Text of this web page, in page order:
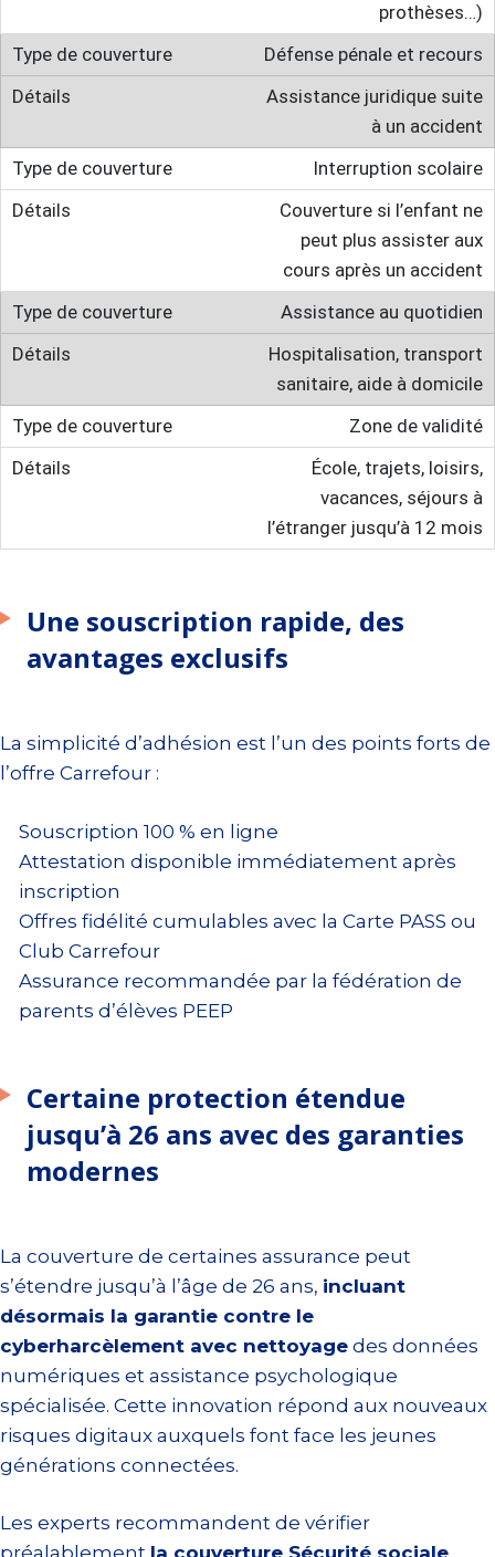
prothèses…)
Défense pénale et recours
Assistance juridique suite
à un accident
Interruption scolaire
Couverture si l’enfant ne
peut plus assister aux
cours après un accident
Assistance au quotidien
Hospitalisation, transport
sanitaire, aide à domicile
Zone de validité
École, trajets, loisirs,
vacances, séjours à
l’étranger jusqu’à 12 mois
Une souscription rapide, des
avantages exclusifs
La simplicité d’adhésion est l’un des points forts de
l’offre Carrefour :
Souscription 100 % en ligne
Attestation disponible immédiatement après
inscription
Offres fidélité cumulables avec la Carte PASS ou
Club Carrefour
Assurance recommandée par la fédération de
parents d’élèves PEEP
Certaine protection étendue
jusqu’à 26 ans avec des garanties
modernes
La couverture de certaines assurance peut
s’étendre jusqu’à l’âge de 26 ans, incluant
désormais la garantie contre le
cyberharcèlement avec nettoyage des données
numériques et assistance psychologique
spécialisée. Cette innovation répond aux nouveaux
risques digitaux auxquels font face les jeunes
générations connectées.
Les experts recommandent de vérifier